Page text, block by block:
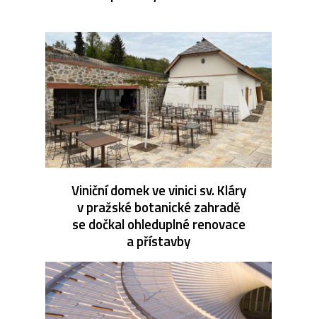
Viniční domek ve vinici sv. Kláry
v pražské botanické zahradě
se dočkal ohleduplné renovace
a přístavby